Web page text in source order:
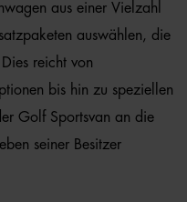
aus einer Vielzahl
auswählen, die
reicht von
bis hin zu speziellen
Golf Sportsvan an die
seiner Besitzer